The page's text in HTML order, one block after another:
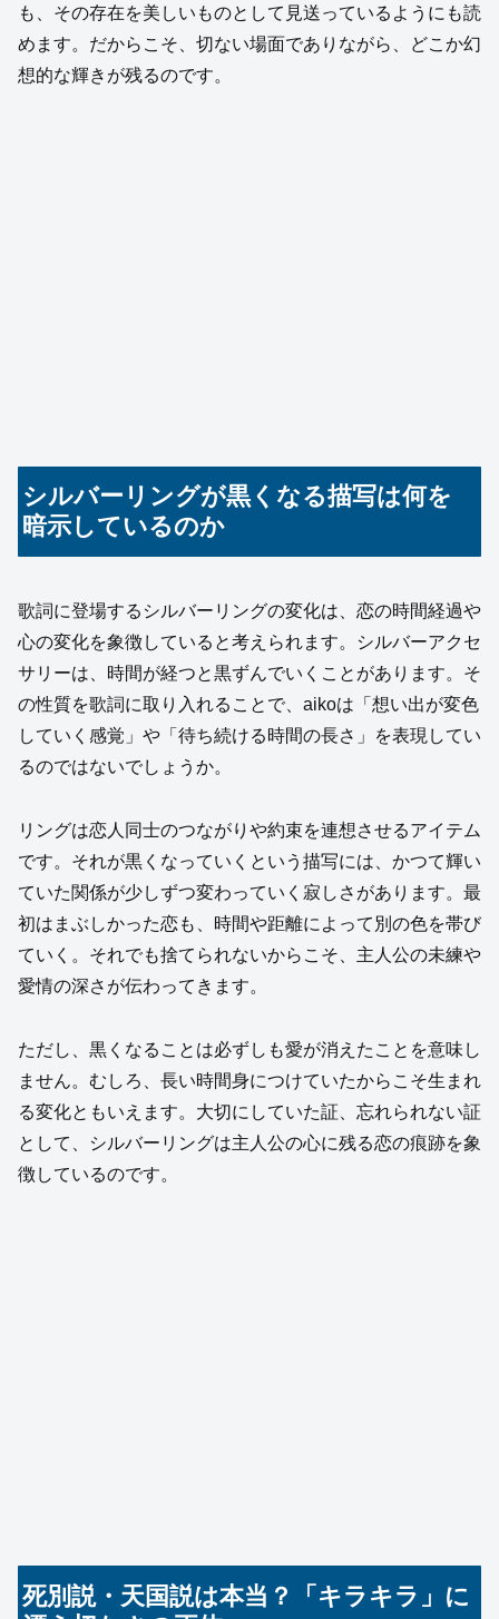
も、その存在を美しいものとして見送っているようにも読
めます。だからこそ、切ない場面でありながら、どこか幻
想的な輝きが残るのです。
シルバーリングが黒くなる描写は何を
暗示しているのか
歌詞に登場するシルバーリングの変化は、恋の時間経過や
心の変化を象徴していると考えられます。シルバーアクセ
サリーは、時間が経つと黒ずんでいくことがあります。そ
の性質を歌詞に取り入れることで、aikoは「想い出が変色
していく感覚」や「待ち続ける時間の長さ」を表現してい
るのではないでしょうか。
リングは恋人同士のつながりや約束を連想させるアイテム
です。それが黒くなっていくという描写には、かつて輝い
ていた関係が少しずつ変わっていく寂しさがあります。最
初はまぶしかった恋も、時間や距離によって別の色を帯び
ていく。それでも捨てられないからこそ、主人公の未練や
愛情の深さが伝わってきます。
ただし、黒くなることは必ずしも愛が消えたことを意味し
ません。むしろ、長い時間身につけていたからこそ生まれ
る変化ともいえます。大切にしていた証、忘れられない証
として、シルバーリングは主人公の心に残る恋の痕跡を象
徴しているのです。
死別説・天国説は本当？「キラキラ」に